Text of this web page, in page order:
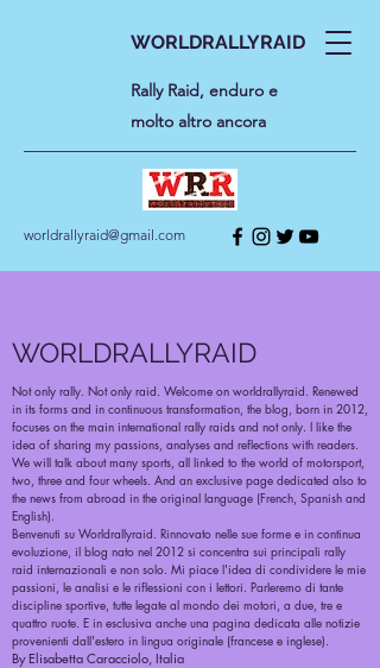
WORLDRALLYRAID
Rally Raid, enduro e
molto altro ancora
worldrallyraid@gmail.com
WORLDRALLYRAID
Not only rally. Not only raid. Welcome on worldrallyraid. Renewed
in its forms and in continuous transformation, the blog, born in 2012,
focuses on the main international rally raids and not only. I like the
idea of sharing my passions, analyses and reflections with readers.
We will talk about many sports, all linked to the world of motorsport,
two, three and four wheels. And an exclusive page dedicated also to
the news from abroad in the original language (French, Spanish and
English).
Benvenuti su Worldrallyraid. Rinnovato nelle sue forme e in continua
evoluzione, il blog nato nel 2012 si concentra sui principali rally
raid internazionali e non solo. Mi piace l'idea di condividere le mie
passioni, le analisi e le riflessioni con i lettori. Parleremo di tante
discipline sportive, tutte legate al mondo dei motori, a due, tre e
quattro ruote. E in esclusiva anche una pagina dedicata alle notizie
provenienti dall'estero in lingua originale (francese e inglese).
By Elisabetta Caracciolo, Italia